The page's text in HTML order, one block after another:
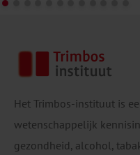
Het Trimbos-instituut is
wetenschappelijk
gezondheid, alcohol,